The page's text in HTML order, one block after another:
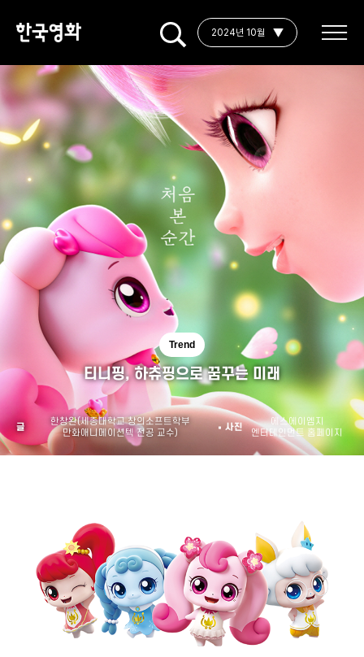
2024년 10월
Trend
티니핑,하츄핑으로 꿈꾸는 미래
글
한창완(세종대학교 창의소프트학부
만화애니메이션텍 전공 교수)
사진
에스에이엠지
엔터테인먼트 홈페이지